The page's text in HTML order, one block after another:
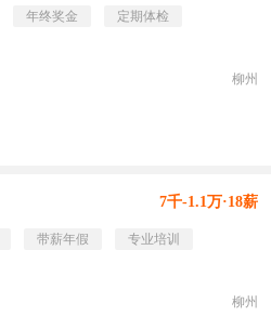
年终奖金
定期体检
柳州
7千-1.1万·18薪
带薪年假
专业培训
柳州